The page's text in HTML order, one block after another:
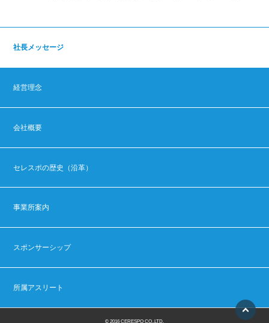
社長メッセージ
経営理念
会社概要
セレスポの歴史（沿革）
事業所案内
スポンサーシップ
所属アスリート
© 2016 CERESPO CO.,LTD.